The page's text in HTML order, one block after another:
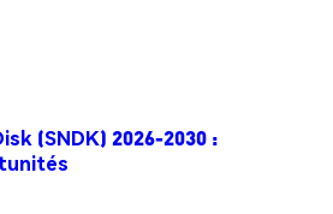
(SNDK) 2026-2030 :